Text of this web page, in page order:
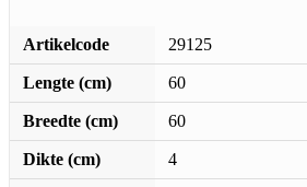
Artikelcode 29125
Lengte (cm) 60
Breedte (cm) 60
Dikte (cm) 4